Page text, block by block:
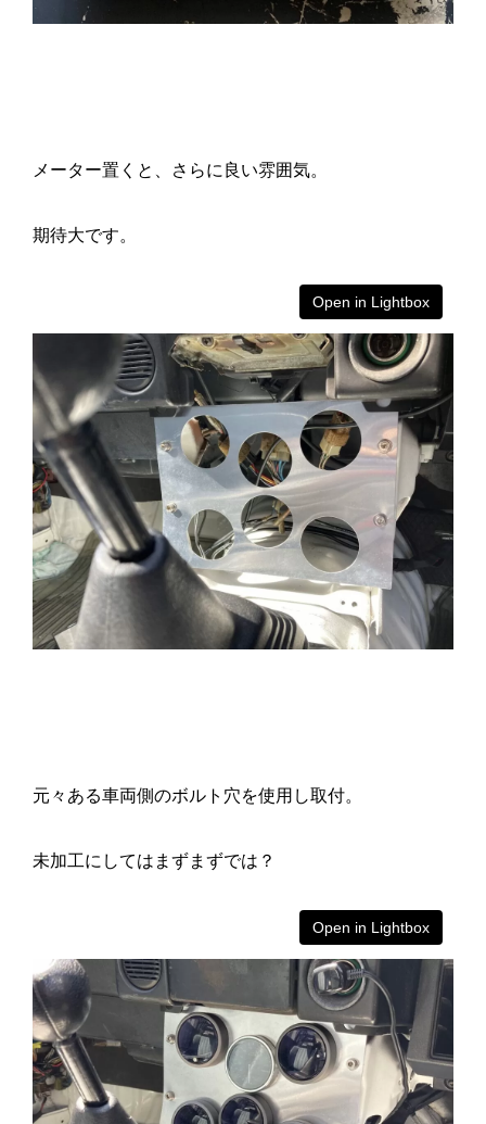
メーター置くと、さらに良い雰囲気。
期待大です。
Open in Lightbox
元々ある車両側のボルト穴を使用し取付。
未加工にしてはまずまずでは？
Open in Lightbox